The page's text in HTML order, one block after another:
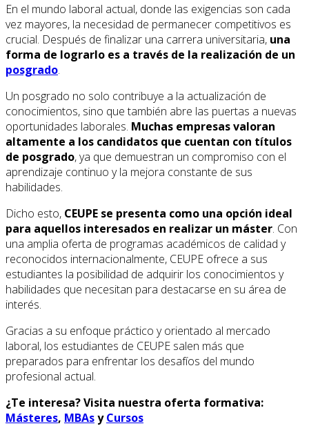
En el mundo laboral actual, donde las exigencias son cada
vez mayores, la necesidad de permanecer competitivos es
crucial. Después de finalizar una carrera universitaria, una
forma de lograrlo es a través de la realización de un
posgrado.
Un posgrado no solo contribuye a la actualización de
conocimientos, sino que también abre las puertas a nuevas
oportunidades laborales. Muchas empresas valoran
altamente a los candidatos que cuentan con títulos
de posgrado, ya que demuestran un compromiso con el
aprendizaje continuo y la mejora constante de sus
habilidades.
Dicho esto, CEUPE se presenta como una opción ideal
para aquellos interesados en realizar un máster. Con
una amplia oferta de programas académicos de calidad y
reconocidos internacionalmente, CEUPE ofrece a sus
estudiantes la posibilidad de adquirir los conocimientos y
habilidades que necesitan para destacarse en su área de
interés.
Gracias a su enfoque práctico y orientado al mercado
laboral, los estudiantes de CEUPE salen más que
preparados para enfrentar los desafíos del mundo
profesional actual.
¿Te interesa? Visita nuestra oferta formativa:
Másteres, MBAsyCursos